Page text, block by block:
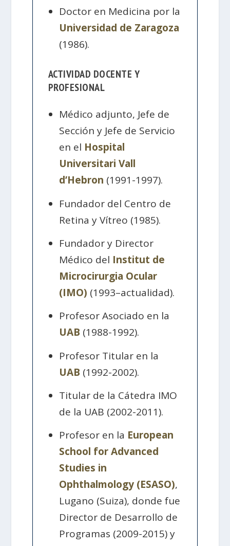
Doctor en Medicina por la
Universidad de Zaragoza
(1986).
ACTIVIDAD DOCENTE Y
PROFESIONAL
Médico adjunto, Jefe de
Sección y Jefe de Servicio
en el Hospital
Universitari Vall
d’Hebron (1991-1997).
Fundador del Centro de
Retina y Vítreo (1985).
Fundador y Director
Médico del Institut de
Microcirurgia Ocular
(IMO) (1993–actualidad).
Profesor Asociado en la
UAB (1988-1992).
Profesor Titular en la
UAB (1992-2002).
Titular de la Cátedra IMO
de la UAB (2002-2011).
Profesor en la European
School for Advanced
Studies in
Ophthalmology (ESASO),
Lugano (Suiza), donde fue
Director de Desarrollo de
Programas (2009-2015) y